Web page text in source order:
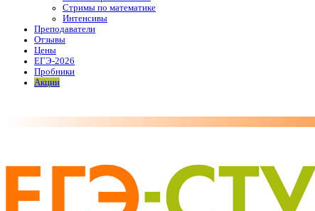
Стримы по математике
Интенсивы
Преподаватели
Отзывы
Цены
ЕГЭ-2026
Пробники
Акции